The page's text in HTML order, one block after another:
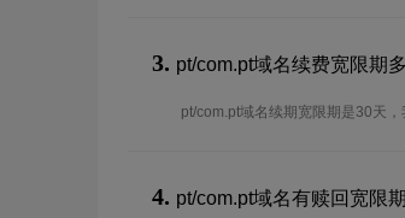
3. pt/com.pt域名续费宽限期
pt/com.pt域名续期宽限期是30天
4. pt/com.pt域名有赎回宽限